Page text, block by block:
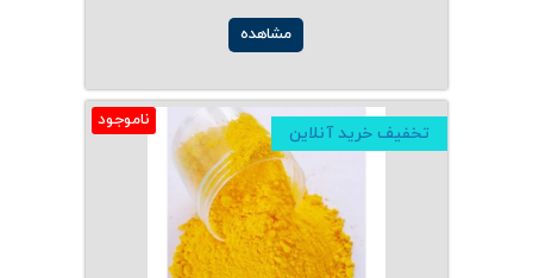
مشاهده
ناموجود
تخفیف خرید آنلاین